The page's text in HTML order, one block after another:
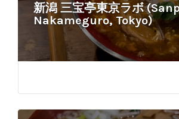
新潟 三宝亭東京ラボ
Nakameguro, Tokyo)